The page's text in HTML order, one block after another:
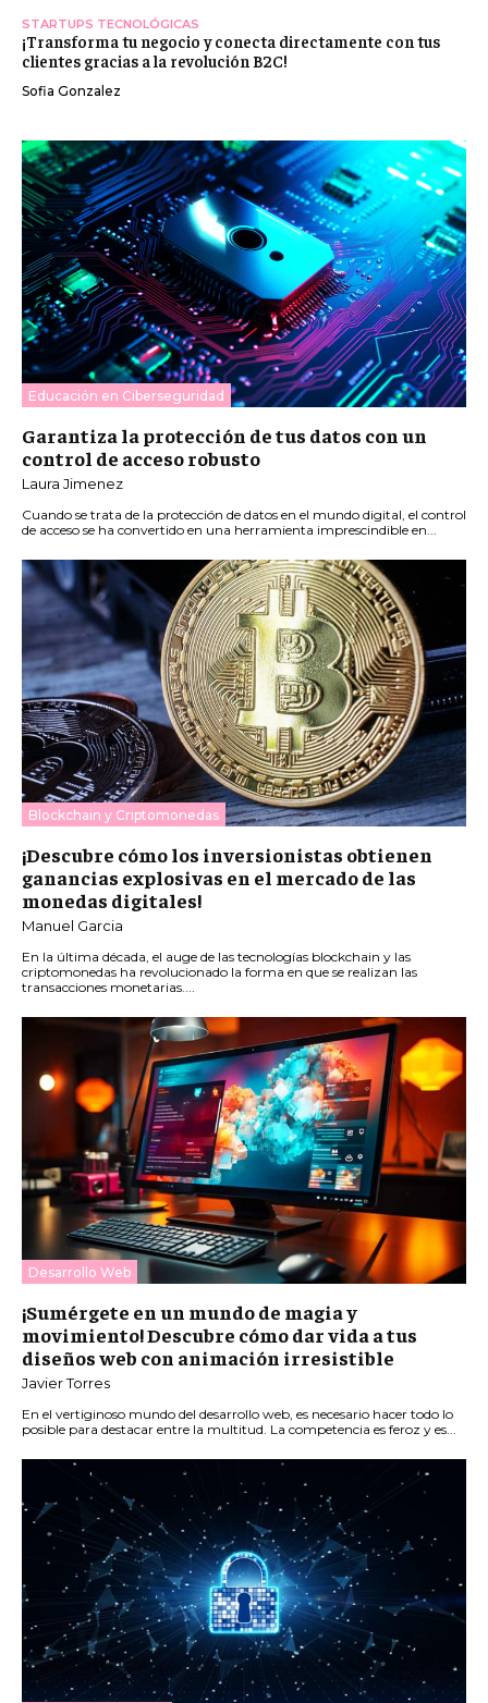
STARTUPS TECNOLÓGICAS
¡Transforma tu negocio y conecta directamente con tus
clientes gracias a la revolución B2C!
Sofia Gonzalez
Educación en Ciberseguridad
Garantiza la protección de tus datos con un
control de acceso robusto
Laura Jimenez
Cuando se trata de la protección de datos en el mundo digital, el control
de acceso se ha convertido en una herramienta imprescindible en...
Blockchain y Criptomonedas
¡Descubre cómo los inversionistas obtienen
ganancias explosivas en el mercado de las
monedas digitales!
Manuel Garcia
En la última década, el auge de las tecnologías blockchain y las
criptomonedas ha revolucionado la forma en que se realizan las
transacciones monetarias....
Desarrollo Web
¡Sumérgete en un mundo de magia y
movimiento! Descubre cómo dar vida a tus
diseños web con animación irresistible
Javier Torres
En el vertiginoso mundo del desarrollo web, es necesario hacer todo lo
posible para destacar entre la multitud. La competencia es feroz y es...